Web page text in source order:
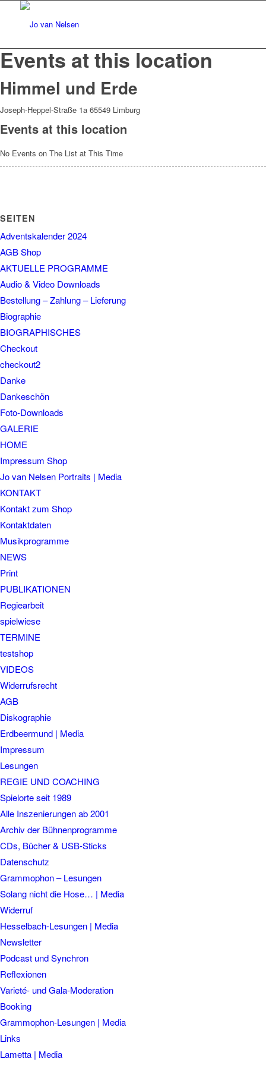
Events at this location
Himmel und Erde
Joseph-Heppel-Straße 1a 65549 Limburg
Events at this location
No Events on The List at This Time
SEITEN
Adventskalender 2024
AGB Shop
AKTUELLE PROGRAMME
Audio & Video Downloads
Bestellung – Zahlung – Lieferung
Biographie
BIOGRAPHISCHES
Checkout
checkout2
Danke
Dankeschön
Foto-Downloads
GALERIE
HOME
Impressum Shop
Jo van Nelsen Portraits | Media
KONTAKT
Kontakt zum Shop
Kontaktdaten
Musikprogramme
NEWS
Print
PUBLIKATIONEN
Regiearbeit
spielwiese
TERMINE
testshop
VIDEOS
Widerrufsrecht
AGB
Diskographie
Erdbeermund | Media
Impressum
Lesungen
REGIE UND COACHING
Spielorte seit 1989
Alle Inszenierungen ab 2001
Archiv der Bühnenprogramme
CDs, Bücher & USB-Sticks
Datenschutz
Grammophon – Lesungen
Solang nicht die Hose… | Media
Widerruf
Hesselbach-Lesungen | Media
Newsletter
Podcast und Synchron
Reflexionen
Varieté- und Gala-Moderation
Booking
Grammophon-Lesungen | Media
Links
Lametta | Media